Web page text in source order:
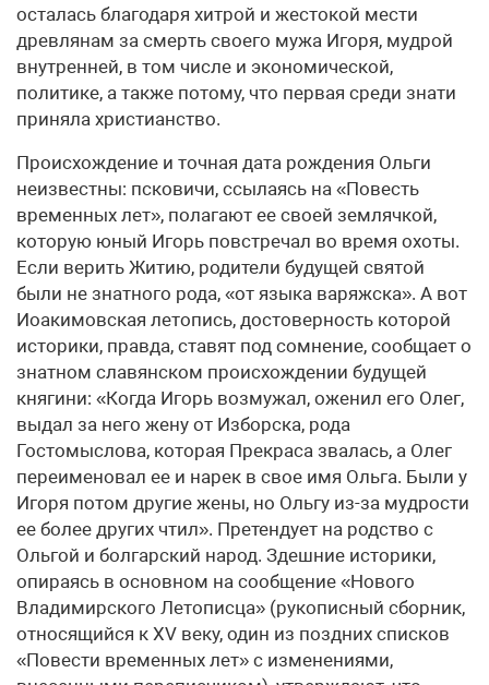
осталась благодаря хитрой и жестокой мести
древлянам за смерть своего мужа Игоря, мудрой
внутренней, в том числе и экономической,
политике, а также потому, что первая среди знати
приняла христианство.
Происхождение и точная дата рождения Ольги
неизвестны: псковичи, ссылаясь на «Повесть
временных лет», полагают ее своей землячкой,
которую юный Игорь повстречал во время охоты.
Если верить Житию, родители будущей святой
были не знатного рода, «от языка варяжска». А вот
Иоакимовская летопись, достоверность которой
историки, правда, ставят под сомнение, сообщает о
знатном славянском происхождении будущей
княгини: «Когда Игорь возмужал, оженил его Олег,
выдал за него жену от Изборска, рода
Гостомыслова, которая Прекраса звалась, а Олег
переименовал ее и нарек в свое имя Ольга. Были у
Игоря потом другие жены, но Ольгу из-за мудрости
ее более других чтил». Претендует на родство с
Ольгой и болгарский народ. Здешние историки,
опираясь в основном на сообщение «Нового
Владимирского Летописца» (рукописный сборник,
относящийся к XV веку, один из поздних списков
«Повести временных лет» с изменениями,